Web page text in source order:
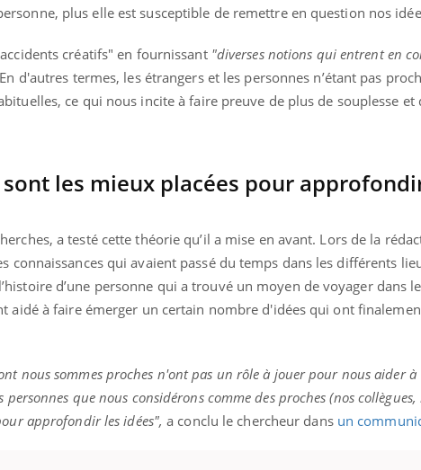
plus elle est susceptible de remettre en question nos
créatifs" en fournissant "diverses notions qui entrent en
d'autres termes, les étrangers et les personnes n’étant pas
ce qui nous incite à faire preuve de plus de souplesse et
les mieux placées pour
a testé cette théorie qu’il a mise en avant. Lors de la
connaissances qui avaient passé du temps dans les différents
d’une personne qui a trouvé un moyen de voyager dans le
aidé à faire émerger un certain nombre d'idées qui ont
nous sommes proches n'ont pas un rôle à jouer pour nous aider à
que nous considérons comme des proches (nos collègues,
approfondir les idées", a conclu le chercheur dans un